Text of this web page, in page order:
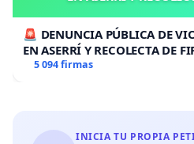
🚨 DENUNCIA PÚBLICA DE
EN ASERRÍ Y RECOLECTA DE
5 094 firmas
INICIA TU PROPIA